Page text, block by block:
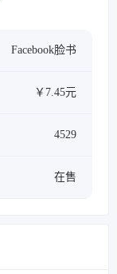
Facebook脸书
￥7.45元
4529
在售